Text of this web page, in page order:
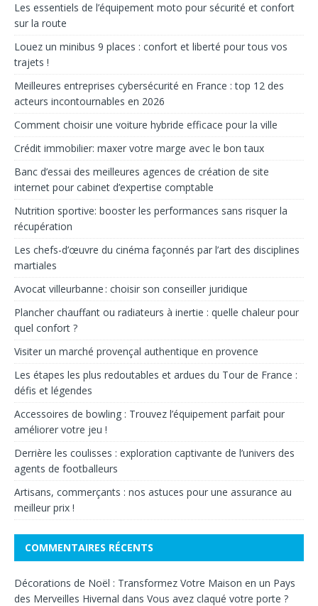
Les essentiels de l’équipement moto pour sécurité et confort
sur la route
Louez un minibus 9 places : confort et liberté pour tous vos
trajets !
Meilleures entreprises cybersécurité en France : top 12 des
acteurs incontournables en 2026
Comment choisir une voiture hybride efficace pour la ville
Crédit immobilier: max­er votre marge avec le bon taux
Banc d’essai des meilleures agences de création de site
internet pour cabinet d’expertise comptable
Nutrition sportive: booster les performances sans risquer la
récupération
Les chefs-d’œuvre du cinéma façonnés par l’art des disciplines
martiales
Avocat villeurbanne : choisir son conseiller juridique
Plancher chauffant ou radiateurs à inertie : quelle chaleur pour
quel confort ?
Visiter un marché provençal authentique en provence
Les étapes les plus redoutables et ardues du Tour de France :
défis et légendes
Accessoires de bowling : Trouvez l’équipement parfait pour
améliorer votre jeu !
Derrière les coulisses : exploration captivante de l’univers des
agents de footballeurs
Artisans, commerçants : nos astuces pour une assurance au
meilleur prix !
COMMENTAIRES RÉCENTS
Décorations de Noël : Transformez Votre Maison en un Pays
des Merveilles Hivernal dans Vous avez claqué votre porte ?